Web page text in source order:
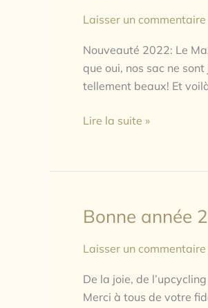
Laisser un commentaire
Nouveauté 2022: Le
que oui, nos sac ne
tellement beaux! Et
Maxi
Lire la suite »
Bonne année
Laisser un commentaire
De la joie, de
Merci à tous de votre
Bonne
2022